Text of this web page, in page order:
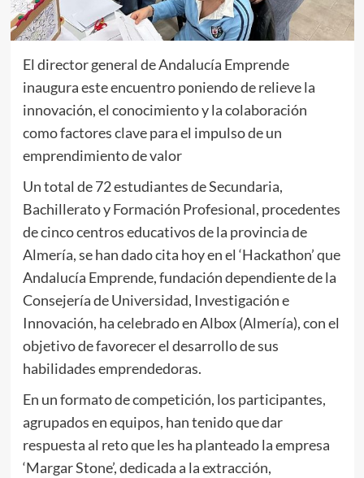
El director general de Andalucía Emprende
inaugura este encuentro poniendo de relieve la
innovación, el conocimiento y la colaboración
como factores clave para el impulso de un
emprendimiento de valor
Un total de 72 estudiantes de Secundaria,
Bachillerato y Formación Profesional, procedentes
de cinco centros educativos de la provincia de
Almería, se han dado cita hoy en el ‘Hackathon’ que
Andalucía Emprende, fundación dependiente de la
Consejería de Universidad, Investigación e
Innovación, ha celebrado en Albox (Almería), con el
objetivo de favorecer el desarrollo de sus
habilidades emprendedoras.
En un formato de competición, los participantes,
agrupados en equipos, han tenido que dar
respuesta al reto que les ha planteado la empresa
‘Margar Stone’, dedicada a la extracción,